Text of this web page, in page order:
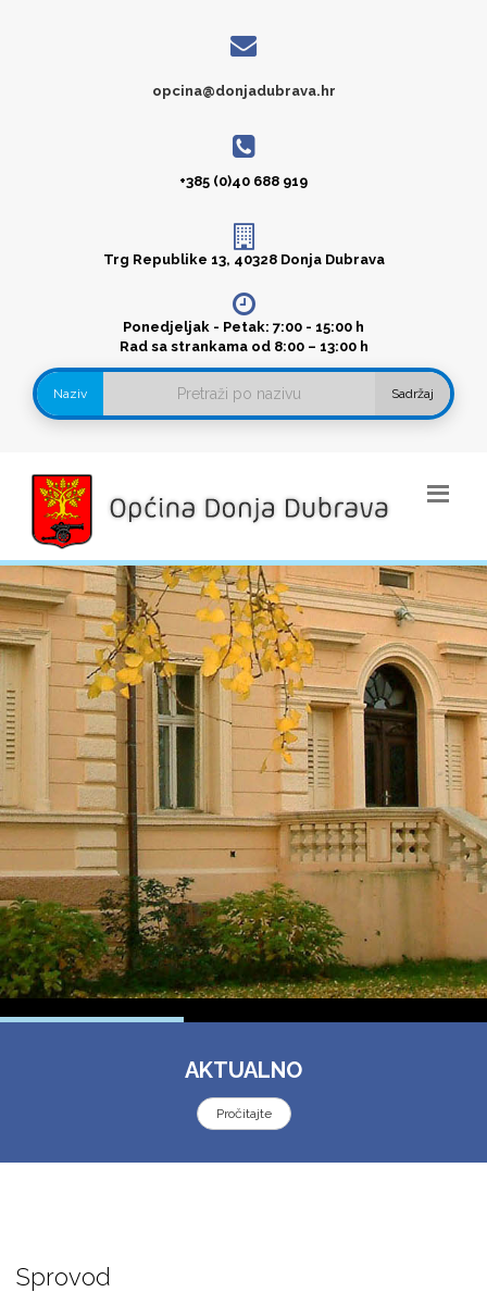
opcina@donjadubrava.hr
+385 (0)40 688 919
Trg Republike 13, 40328 Donja Dubrava
Ponedjeljak - Petak: 7:00 - 15:00 h
Rad sa strankama od 8:00 – 13:00 h
Naziv Sadržaj
AKTUALNO
Pročitajte
Sprovod